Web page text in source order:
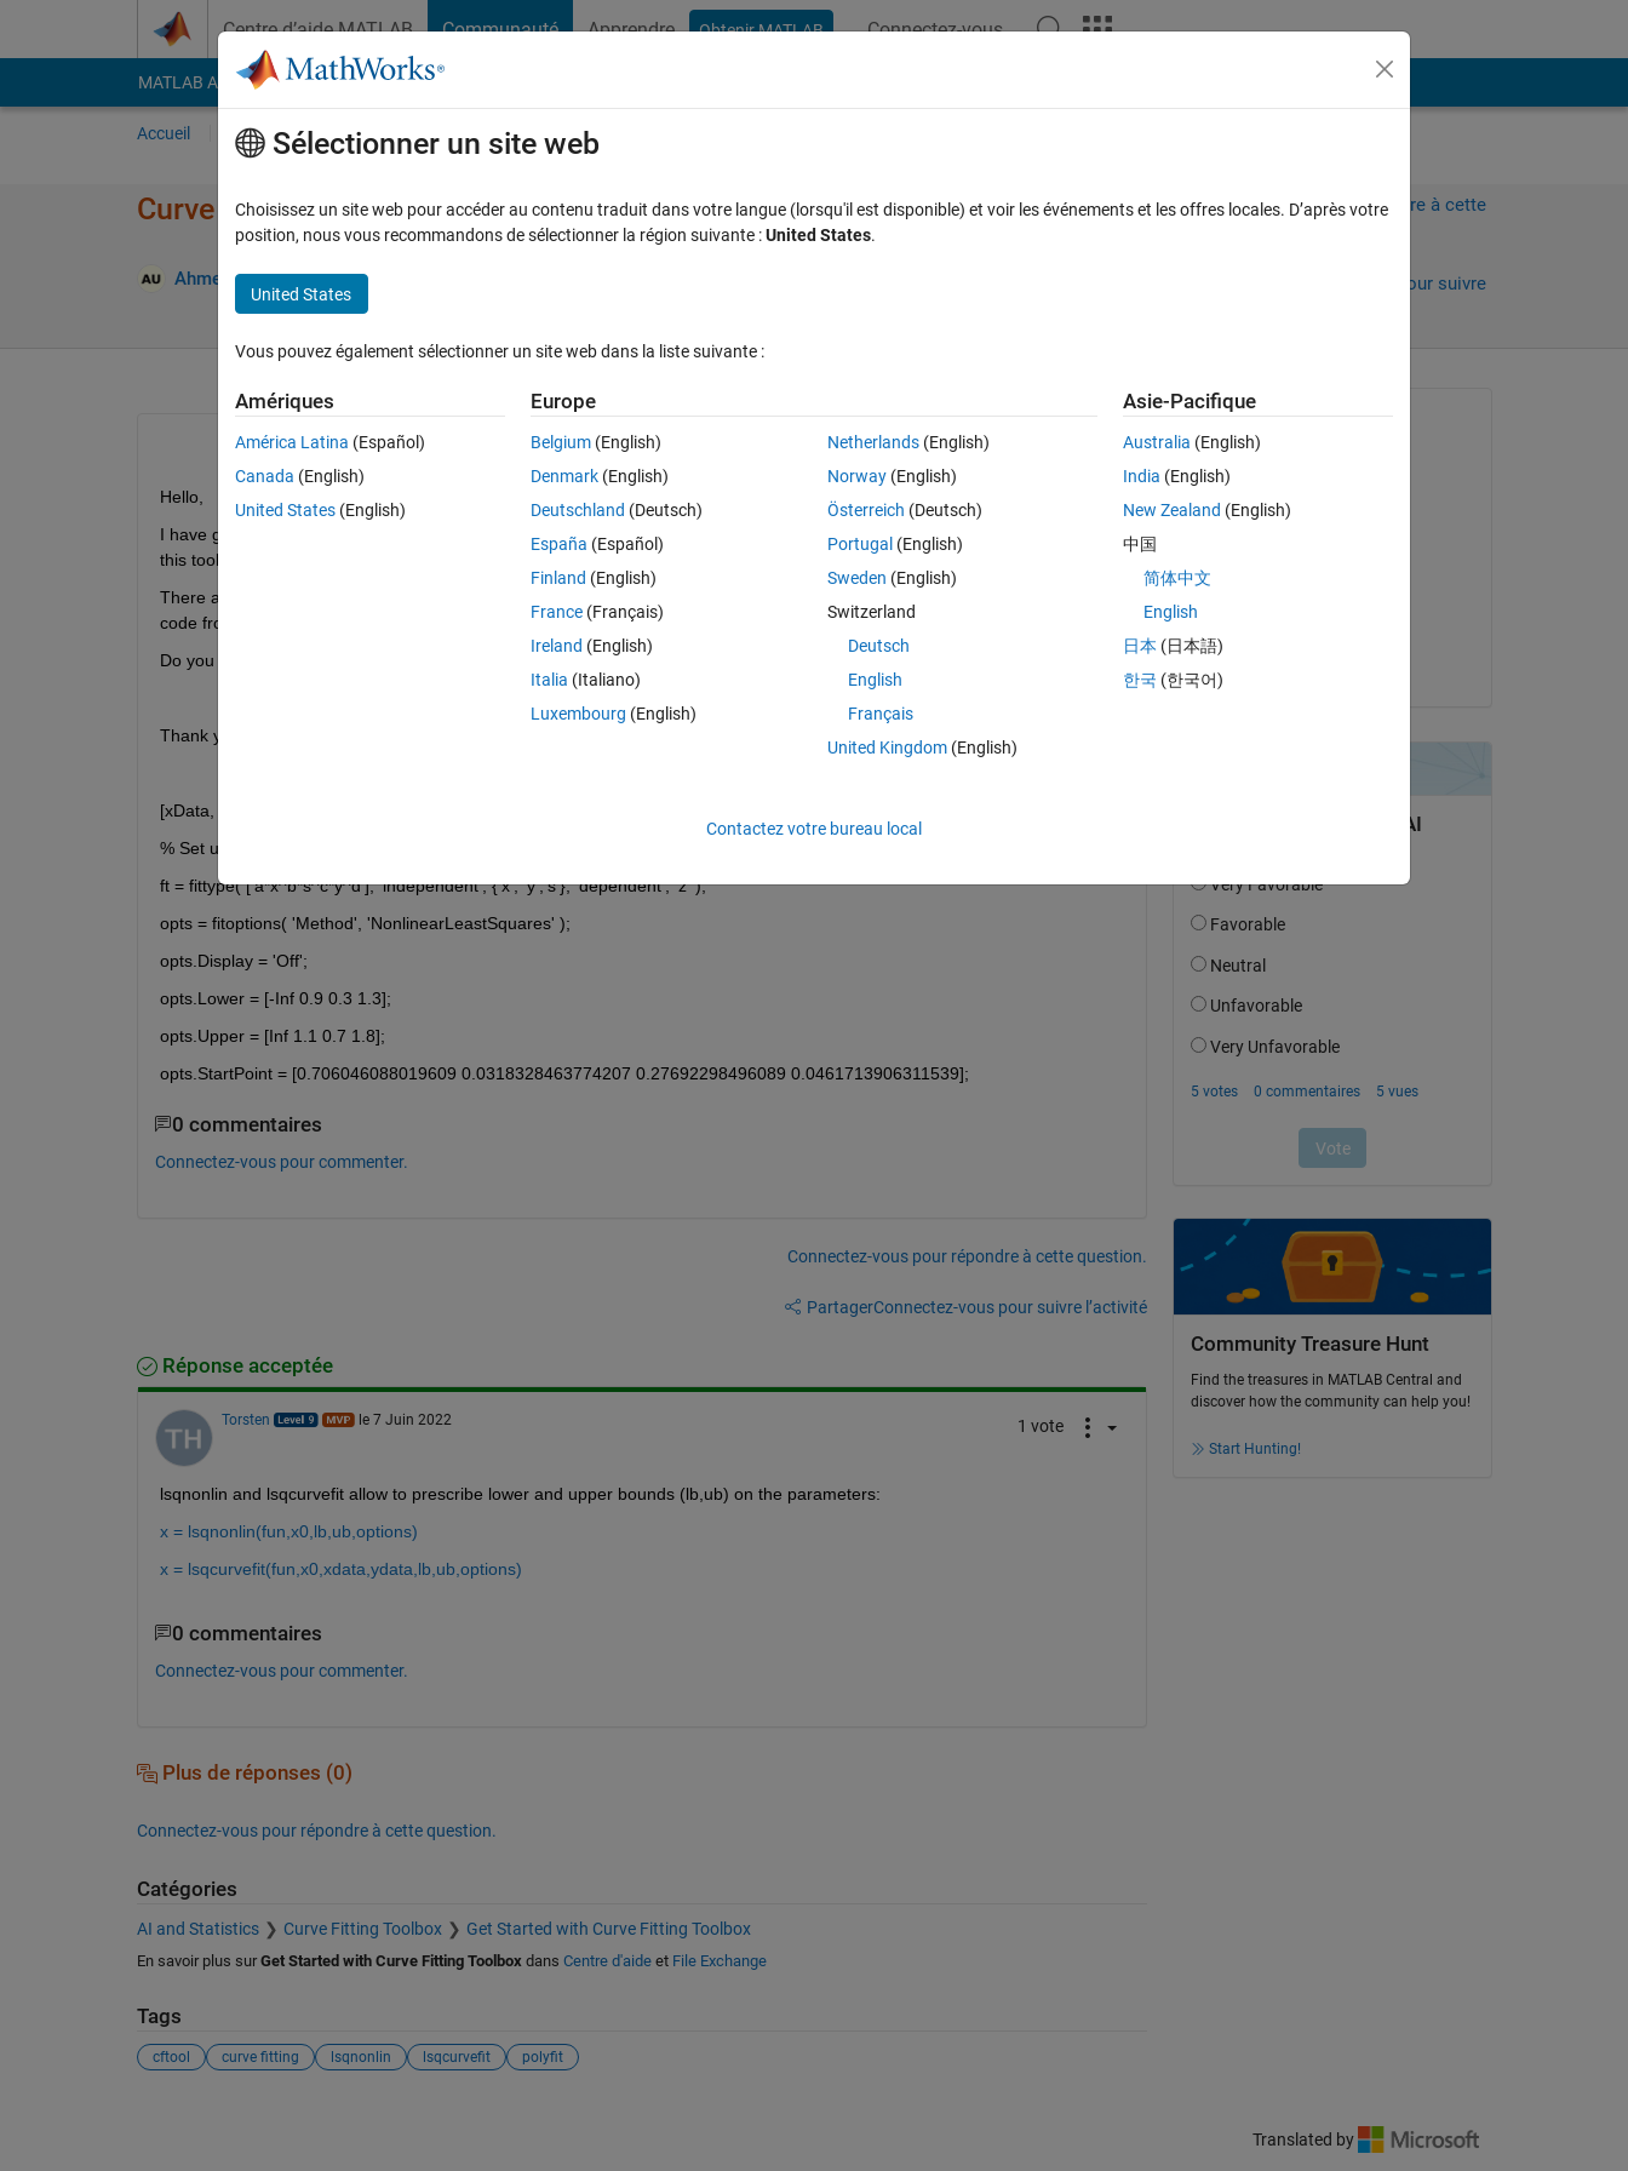
Centre d’aide MATLAB Communauté Apprendre Obtenir MATLAB Connectez-vous
MATLAB Answers File Exchange Cody
Accueil Poser une question Parcourir
Curve Fitting Toolbox with multiple variables
Ahmet Hakan UYANIK
Connectez-vous pour répondre à cette
Connectez-vous pour suivre
Hello,
I have generated the code with cftool of matlab however it seems like more than 2 independent variable is not possible with
this toolbox.
There are some solutions provided like lsqcurvefit or lsqnonlin but they are not limiting range of coefficients as generated
code from cftool below.
Do you know how can i apply with 3 independent variables with limiting the range of coefficients as below?
Thank you in advance for your comments and ideas
[xData, yData, zData, sData] = prepareSurfaceData( Wm, Ym, Qm, Sm);
% Set up fittype and options.
ft = fittype( ['a*x^b*s^c*y^d'], 'independent', {'x', 'y','s'}, 'dependent', 'z' );
opts = fitoptions( 'Method', 'NonlinearLeastSquares' );
opts.Display = 'Off';
opts.Lower = [-Inf 0.9 0.3 1.3];
opts.Upper = [Inf 1.1 0.7 1.8];
opts.StartPoint = [0.706046088019609 0.0318328463774207 0.27692298496089 0.0461713906311539];
0 commentaires
Connectez-vous pour commenter.
Connectez-vous pour répondre à cette question.
PartagerConnectez-vous pour suivre l’activité
Réponse acceptée
Torsten le 7 Juin 2022 1 vote
lsqnonlin and lsqcurvefit allow to prescribe lower and upper bounds (lb,ub) on the parameters:
x = lsqnonlin(fun,x0,lb,ub,options)
x = lsqcurvefit(fun,x0,xdata,ydata,lb,ub,options)
0 commentaires
Connectez-vous pour commenter.
Plus de réponses (0)
Connectez-vous pour répondre à cette question.
Catégories
AI and Statistics Curve Fitting Toolbox Get Started with Curve Fitting Toolbox
En savoir plus sur Get Started with Curve Fitting Toolbox dans Centre d'aideet File Exchange
Tags
cftool curve fitting lsqnonlin lsqcurvefit polyfit
Ahmet Hakan UYANIK
le 7 Juin 2022
le 7 Juin 2022
Acceptée :
Community Treasure Hunt
Find the treasures in MATLAB Central and
discover how the community can help you!
Start Hunting!
Translated by
Sélectionner un site web
Choisissez un site web pour accéder au contenu traduit dans votre langue (lorsqu'il est disponible) et voir les événements et les offres locales. D’après votre
position, nous vous recommandons de sélectionner la région suivante :United States.
United States
Vous pouvez également sélectionner un site web dans la liste suivante :
Amériques
América Latina (Español)
Canada (English)
United States (English)
Europe
Belgium (English)
Denmark (English)
Deutschland (Deutsch)
España (Español)
Finland (English)
France (Français)
Ireland (English)
Italia (Italiano)
Luxembourg (English)
Netherlands(English)
Norway(English)
Österreich (Deutsch)
Portugal (English)
Sweden (English)
Switzerland
Deutsch
English
Français
United Kingdom(English)
Asie-Pacifique
Australia (English)
India (English)
New Zealand (English)
中国
简体中文
English
日本 (日本語)
한국 (한국어)
Contactez votre bureau local